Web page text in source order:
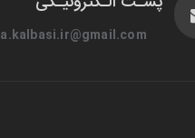
a.kalbasi.ir@gmail.com